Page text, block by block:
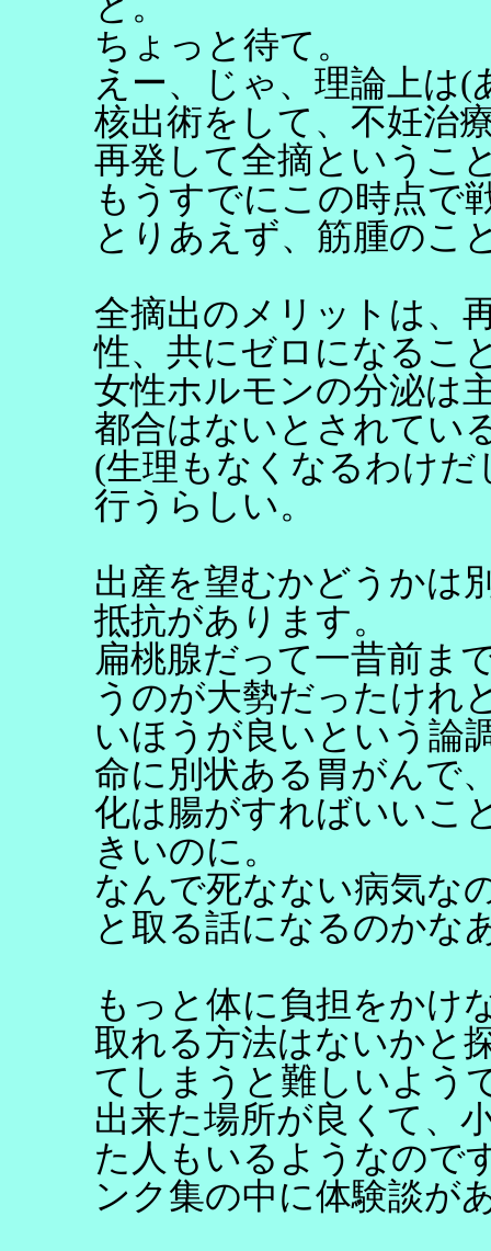
ちょっと待て。
えー、じゃ、理論上は
核出術をして、不妊治
再発して全摘というこ
もうすでにこの時点で
とりあえず、筋腫のこ
全摘出のメリットは、
性、共にゼロになるこ
女性ホルモンの分泌は
都合はないとされてい
(生理もなくなるわけ
行うらしい。
出産を望むかどうかは
抵抗があります。
扁桃腺だって一昔前ま
うのが大勢だったけれ
いほうが良いという論
命に別状ある胃がんで
化は腸がすればいいこ
きいのに。
なんで死なない病気な
と取る話になるのかな
もっと体に負担をかけ
取れる方法はないかと
てしまうと難しいよう
出来た場所が良くて、
た人もいるようなので
ンク集の中に体験談が